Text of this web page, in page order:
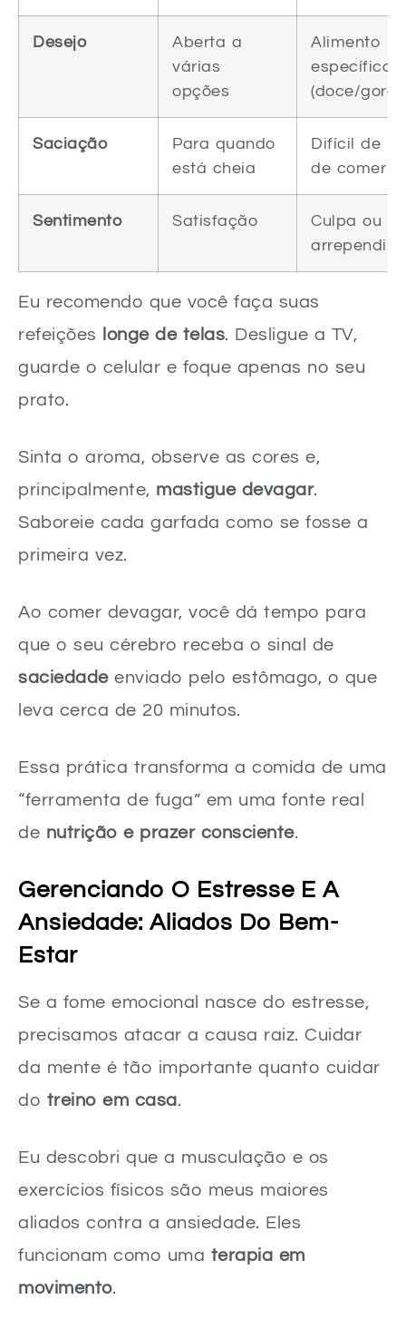
Desejo
Aberta a
várias
opções
Alimento
específico
(doce/
Saciação
Para quando
está cheia
Difícil de
de comer
Sentimento Satisfação
Culpa ou
Eu recomendo que você faça suas
refeições
longe de telas. Desligue a TV,
guarde o celular e foque apenas no seu
prato.
Sinta o aroma, observe as cores e,
principalmente, mastigue devagar.
Saboreie cada garfada como se fosse a
primeira vez.
Ao comer devagar, você dá tempo para
que o seu cérebro receba o sinal de
saciedadeenviado pelo estômago, o que
leva cerca de 20 minutos.
Essa prática transforma a comida de uma
“ferramenta de fuga” em uma fonte real
de nutrição e prazer consciente.
Gerenciando O Estresse E A
Ansiedade: Aliados Do Bem-
Estar
Se a fome emocional nasce do estresse,
precisamos atacar a causa raiz. Cuidar
da mente é tão importante quanto cuidar
do treino em casa.
Eu descobri que a musculação e os
exercícios físicos são meus maiores
aliados contra a ansiedade. Eles
funcionam como uma terapia em
movimento.